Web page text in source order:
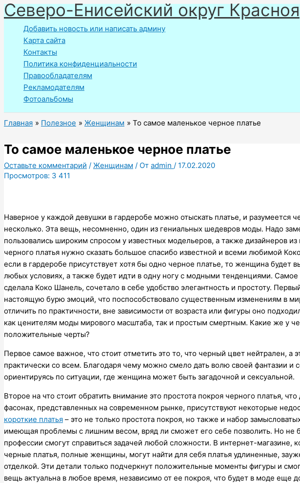
Перейти
к
содержимому
Северо-Енисейский округ
Добавить новость или написать админу
Карта сайта
Контакты
Политика конфиденциальности
Правообладателям
Рекламодателям
Фотоальбомы
Главная Полезное Женщинам То самое маленькое черное платье
То самое маленькое черное платье
Оставьте комментарий / Женщинам / От admin / 17.02.2020
Просмотров: 3 411
Наверное у каждой девушки в гардеробе можно отыскать платье, и разумеется
несколько. Эта вещь, несомненно, один из гениальных шедевров моды. Надо
пользовались широким спросом у известных модельеров, а также дизайнеров из
черного платья нужно сказать большое спасибо известной и всеми любимой
если в гардеробе присутствует хотя бы одно черное платье, то женщина будет
любых условиях, а также будет идти в одну ногу с модными тенденциями. Самое
сделала Коко Шанель, сочетало в себе удобство элегантность и простоту.
настоящую бурю эмоций, что поспособствовало существенным изменениям в
отличить по практичности, вне зависимости от возраста или фигуры оно
как ценителям моды мирового масштаба, так и простым смертным. Какие же у
положительные черты?
Первое самое важное, что стоит отметить это то, что черный цвет нейтрален, а
практически со всем. Благодаря чему можно смело дать волю своей фантазии и
ориентируясь по ситуации, где женщина может быть загадочной и сексуальной.
Второе на что стоит обратить внимание это простота покроя черного платья,
фасонах, представленных на современном рынке, присутствуют некоторые
короткие платья – это не только простота покроя, но также и набор
имеющая проблемы с лишним весом, вряд ли сможет его себе позволить. Но не
профессии смогут справиться задачей любой сложности. В интернет-
черные платья, полные женщины, могут найти для себя платья удлиненные,
отделкой. Эти детали только подчеркнут положительные моменты фигуры и
вещь актуальна в любое время, независимо от ее покроя, что будет в моде еще